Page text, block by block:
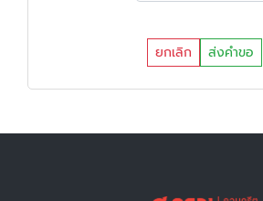
ยกเลิก ส่งคำขอ